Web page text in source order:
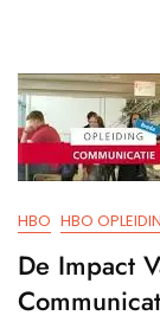
HBO HBO
De Impact